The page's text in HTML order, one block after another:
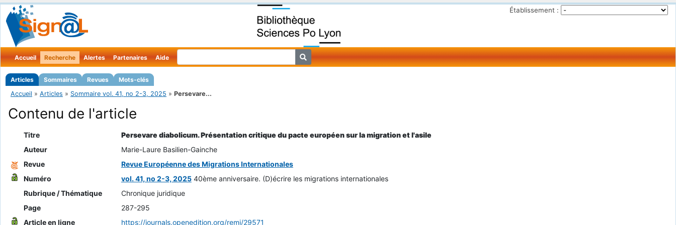
Établissement :
Accueil Recherche
Articles Sommaires Revues Mots-clés
Alertes Partenaires Aide
Accueil » Articles » Sommaire vol. 41, no 2-3, 2025 » Persevare...
Contenu de l'article
Titre
Persevare diabolicum. Présentation critique du pacte européen sur la migration et l'asile
Auteur
Marie-Laure Basilien-Gainche
Revue
Revue Européenne des Migrations Internationales
Numéro
vol. 41, no 2-3, 2025 40ème anniversaire. (D)écrire les migrations internationales
Rubrique / Thématique
Chronique juridique
Page
287-295
Article en ligne
https://journals.openedition.org/remi/29571